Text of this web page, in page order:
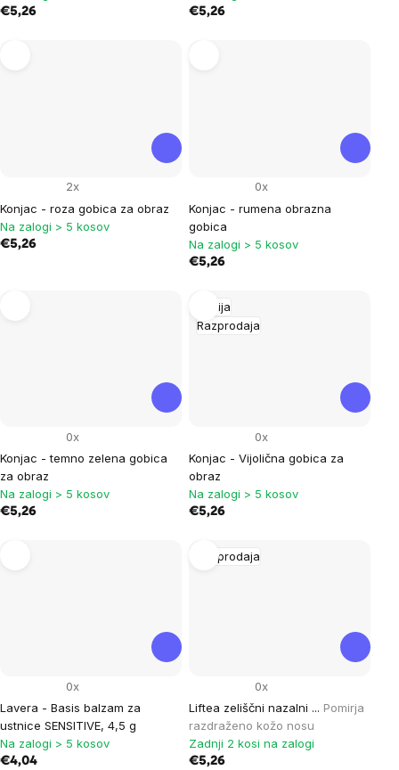
€5,26 €5,26
Konjac - roza gobica za obraz
2x
Na zalogi > 5 kosov
€5,26
Konjac - rumena obrazna
gobica
0x
Na zalogi > 5 kosov
€5,26
Konjac - temno zelena gobica
za obraz
0x
Na zalogi > 5 kosov
€5,26
Akcija
Razprodaja
Konjac - Vijolična gobica za
obraz
0x
Na zalogi > 5 kosov
€5,26
Lavera - Basis balzam za
ustnice SENSITIVE, 4,5 g
0x
Na zalogi > 5 kosov
€4,04
Razprodaja
Liftea zeliščni nazalni ... Pomirja
razdraženo kožo nosu
0x
Zadnji 2 kosi na zalogi
€5,26